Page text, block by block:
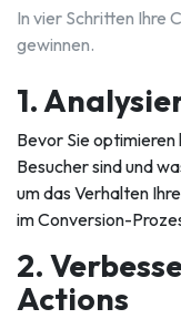
In vier Schritten Ihre
gewinnen.
1.
Bevor Sie optimieren
Besucher sind und
um das Verhalten
im Conversion-
2.
Actions